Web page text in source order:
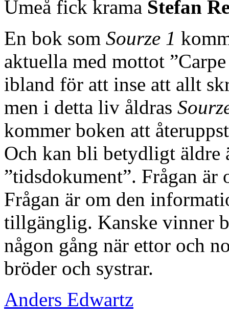
Umeå fick krama Stefan
En bok som Sourze 1
aktuella med mottot
ibland för att inse att allt
men i detta liv åldras
kommer boken att
Och kan bli betydligt äldre
”tidsdokument”. Frågan
Frågan är om den
tillgänglig. Kanske vinner
någon gång när ettor och
bröder och systrar.
Anders Edwartz